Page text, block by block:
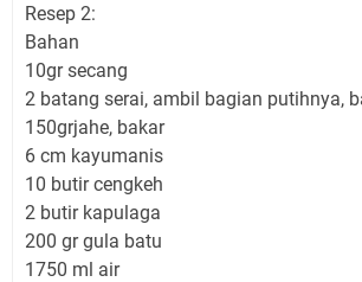
Resep 2:
Bahan
10gr secang
2 batang serai, ambil bagian putihnya,
150grjahe, bakar
6 cm kayumanis
10 butir cengkeh
2 butir kapulaga
200 gr gula batu
1750 ml air